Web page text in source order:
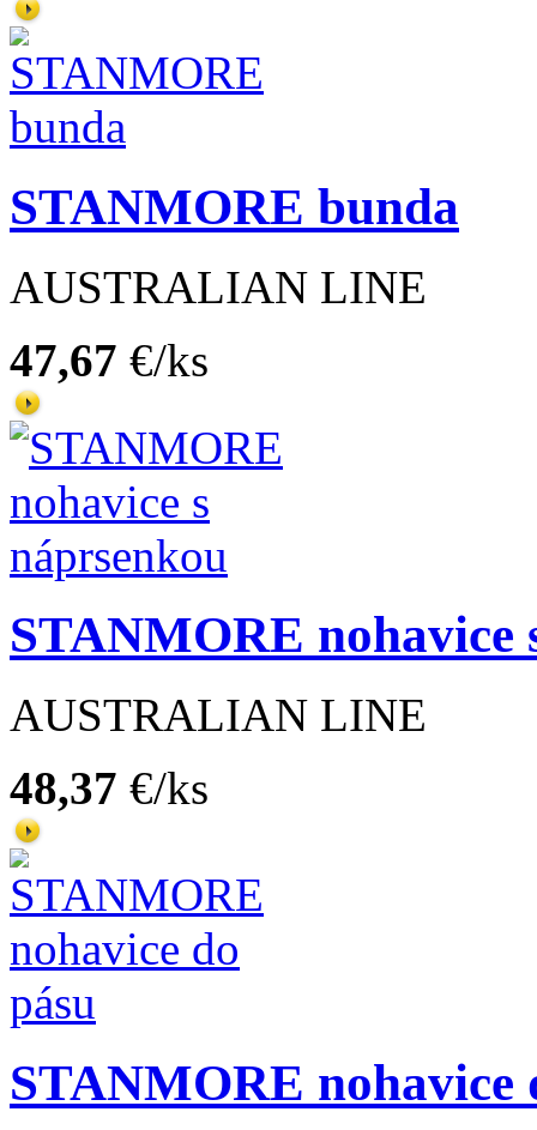
STANMORE bunda
AUSTRALIAN LINE
47,67 €/ks
STANMORE nohavice
AUSTRALIAN LINE
48,37 €/ks
STANMORE nohavice